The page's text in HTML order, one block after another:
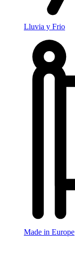
Lluvia y Frio
Made in Europe